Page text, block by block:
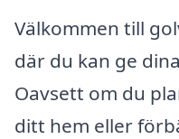
Välkommen till
där du kan ge
Oavsett om du
ditt hem eller